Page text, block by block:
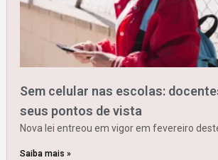
Sem celular nas escolas:
seus pontos de vista
Nova lei entreou em vigor em fevereiro
Saiba mais »